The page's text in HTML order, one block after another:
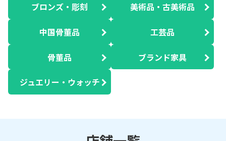
ブロンズ・彫刻 美術品・古美術品
中国骨董品 工芸品
骨董品 ブランド家具
ジュエリー・ウォッチ